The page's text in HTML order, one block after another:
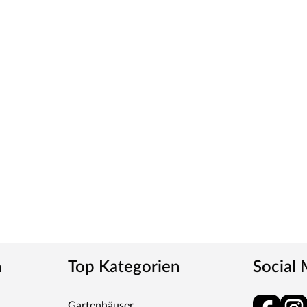
somit sehr robust und verleiht der Tür ein
Top Kategorien Social